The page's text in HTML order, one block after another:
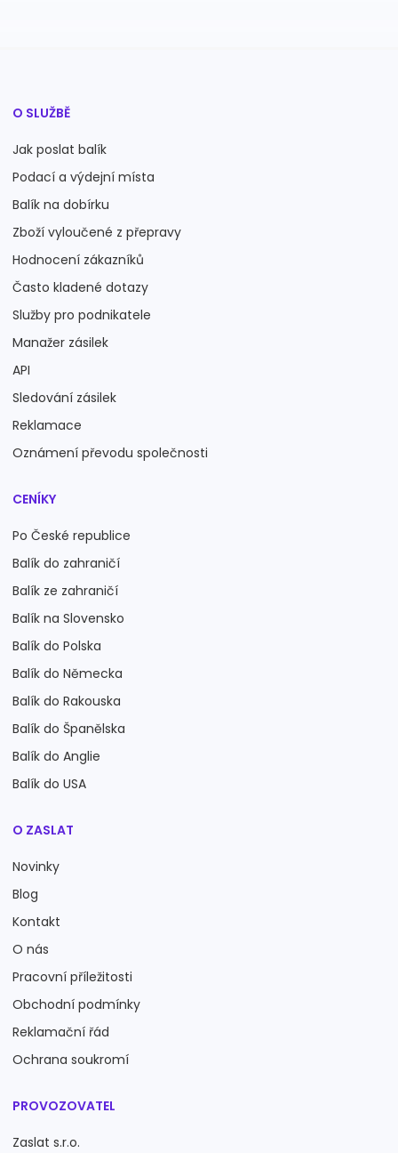
O SLUŽBĚ
Jak poslat balík
Podací a výdejní místa
Balík na dobírku
Zboží vyloučené z přepravy
Hodnocení zákazníků
Často kladené dotazy
Služby pro podnikatele
Manažer zásilek
API
Sledování zásilek
Reklamace
Oznámení převodu společnosti
CENÍKY
Po České republice
Balík do zahraničí
Balík ze zahraničí
Balík na Slovensko
Balík do Polska
Balík do Německa
Balík do Rakouska
Balík do Španělska
Balík do Anglie
Balík do USA
O ZASLAT
Novinky
Blog
Kontakt
O nás
Pracovní příležitosti
Obchodní podmínky
Reklamační řád
Ochrana soukromí
PROVOZOVATEL
Zaslat s.r.o.